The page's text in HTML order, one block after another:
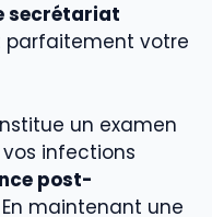
secrétariat
parfaitement votre
un examen
infections
post-
En maintenant une